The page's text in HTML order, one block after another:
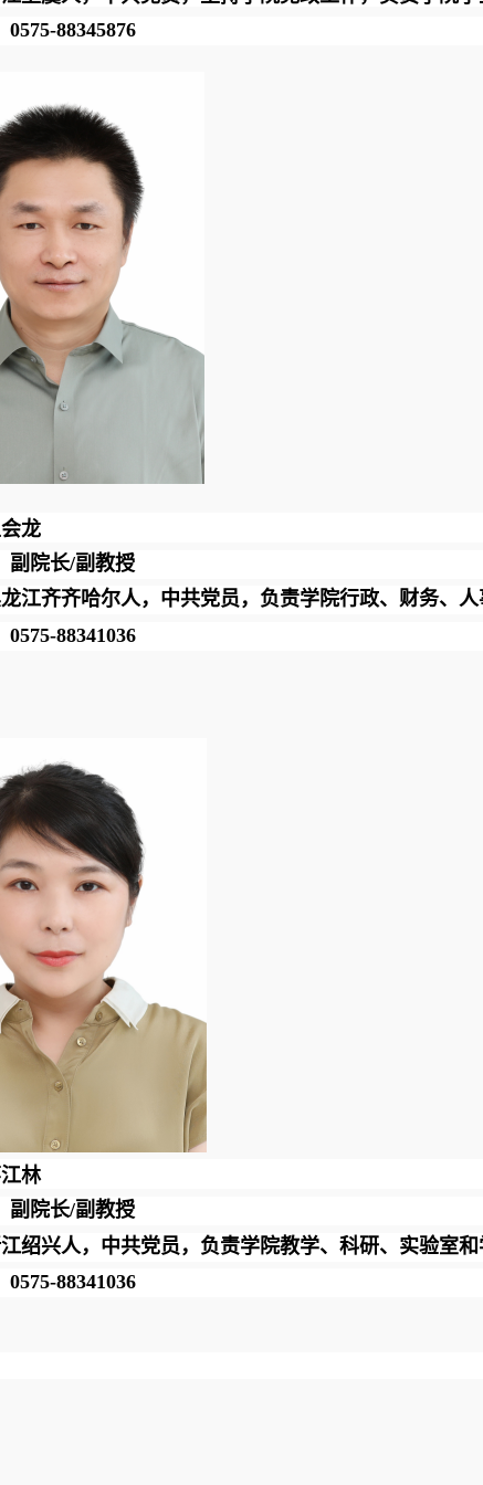
0575-88345876
龙
副院长/副教授
江齐齐哈尔人，中共党员， 负责学院行政、财务、
0575-88341036
林
副院长/副教授
绍兴人，中共党员， 负责学院教学、科研、实验室和
0575-88341036